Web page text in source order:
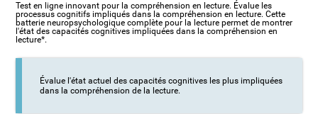
Test en ligne innovant pour la compréhension en lecture. Évalue les
processus cognitifs impliqués dans la compréhension en lecture. Cette
batterie neuropsychologique complète pour la lecture permet de montrer
l'état des capacités cognitives impliquées dans la compréhension en
lecture*.
Évalue l'état actuel des capacités cognitives les plus impliquées
dans la compréhension de la lecture.